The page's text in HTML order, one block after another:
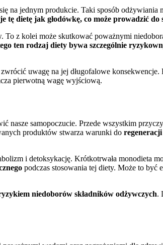
na jednym produkcie. Taki sposób
tę dietę jak głodówkę, co może prowadzić do
z kolei może skutkować poważnymi
ten rodzaj diety bywa szczególnie
uwagę na jej długofalowe
pierwotną wagę wyjściową.
nasze samopoczucie. Przede wszystkim
produktów stwarza warunki do
i detoksykację. Krótkotrwała monodieta
podczas stosowania tej diety. Może to
niedoborów składników odżywczych.